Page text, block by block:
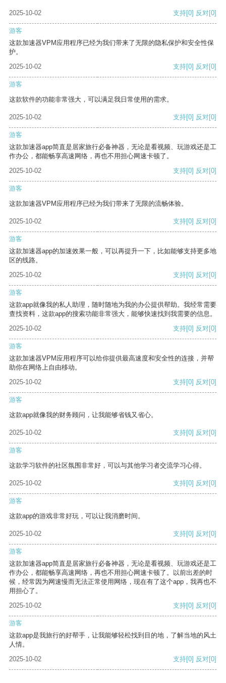
2025-10-02 支持[0] 反对[0]
游客
这款加速器VPM应用程序已经为我们带来了无限的隐私保护和安全性保
护。
2025-10-02
支持[0] 反对[0]
游客
这款软件的功能非常强大，可以满足我日常使用的需求。
2025-10-02 支持[0] 反对[0]
游客
这款加速器app简直是居家旅行必备神器，无论是看视频、玩游戏还是工
作办公，都能畅享高速网络，再也不用担心网速卡顿了。
2025-10-02
支持[0] 反对[0]
游客
这款加速器VPM应用程序已经为我们带来了无限的流畅体验。
2025-10-02 支持[0] 反对[0]
游客
这款加速器app的加速效果一般，可以再提升一下，比如能够支持更多地
区的线路。
2025-10-02
支持[0] 反对[0]
游客
这款app就像我的私人助理，随时随地为我的办公提供帮助。我经常需要
查找资料，这款app的搜索功能非常强大，能够快速找到我需要的信息。
2025-10-02
支持[0] 反对[0]
游客
这款加速器VPM应用程序可以给你提供最高速度和安全性的连接，并帮
助你在网络上自由移动。
2025-10-02
支持[0] 反对[0]
游客
这款app就像我的财务顾问，让我能够省钱又省心。
2025-10-02 支持[0] 反对[0]
游客
这款学习软件的社区氛围非常好，可以与其他学习者交流学习心得。
2025-10-02 支持[0] 反对[0]
游客
这款app的游戏非常好玩，可以让我消磨时间。
2025-10-02 支持[0] 反对[0]
游客
这款加速器app简直是居家旅行必备神器，无论是看视频、玩游戏还是工
作办公，都能畅享高速网络，再也不用担心网速卡顿了。以前出差的时
候，经常因为网速慢而无法正常使用网络，现在有了这个app，我再也不
用担心了。
2025-10-02
支持[0] 反对[0]
游客
这款app是我旅行的好帮手，让我能够轻松找到目的地，了解当地的风土
人情。
2025-10-02
支持[0] 反对[0]